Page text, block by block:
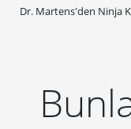
Dr. Martens'den Ninja